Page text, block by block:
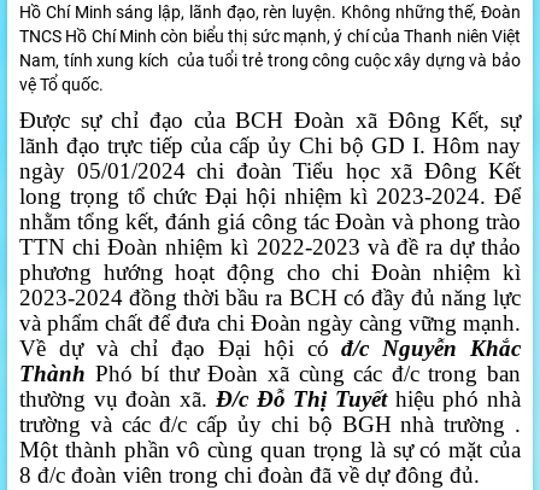
Hồ Chí Minh sáng lập, lãnh đạo, rèn luyện. Không những thế, Đoàn
TNCS Hồ Chí Minh còn biểu thị sức mạnh, ý chí của Thanh niên Việt
Nam, tính xung kích của tuổi trẻ trong công cuộc xây dựng và bảo
vệ Tổ quốc.
Được sự chỉ đạo của BCH Đoàn xã Đông Kết, sự
lãnh đạo trực tiếp của cấp ủy Chi bộ GD I. Hôm nay
ngày 05/01/2024 chi đoàn Tiểu học xã Đông Kết
long trọng tổ chức Đại hội nhiệm kì 2023-2024. Để
nhằm tổng kết, đánh giá công tác Đoàn và phong trào
TTN chi Đoàn nhiệm kì 2022-2023 và đề ra dự thảo
phương hướng hoạt động cho chi Đoàn nhiệm kì
2023-2024 đồng thời bầu ra BCH có đầy đủ năng lực
và phẩm chất để đưa chi Đoàn ngày càng vững mạnh.
Về dự và chỉ đạo Đại hội cóđ/c Nguyễn Khắc
Thành Phó bí thư Đoàn xã cùng các đ/c trong ban
thường vụ đoàn xã. Đ/c Đỗ Thị Tuyếthiệu phó nhà
trường và các đ/c cấp ủy chi bộ BGH nhà trường .
Một thành phần vô cùng quan trọng là sự có mặt của
8 đ/c đoàn viên trong chi đoàn đã về dự đông đủ.